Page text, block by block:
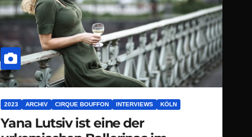
2023 ARCHIV CIRQUE BOUFFON INTERVIEWS KÖLN
Yana Lutsiv ist eine der